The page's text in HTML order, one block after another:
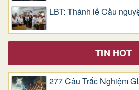
LBT: Thánh lễ Cầu
TIN HOT
277 Câu Trắc Nghiệm